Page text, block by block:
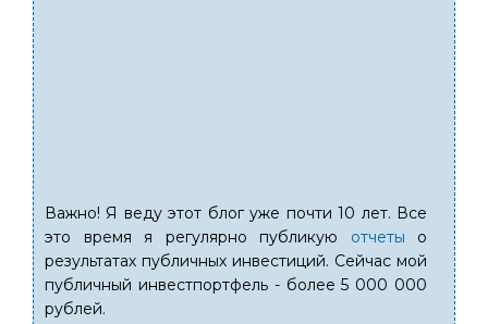
Важно! Я веду этот блог уже почти 10 лет. Все
это время я регулярно публикую отчеты о
результатах публичных инвестиций. Сейчас мой
публичный инвестпортфель - более 5 000 000
рублей.